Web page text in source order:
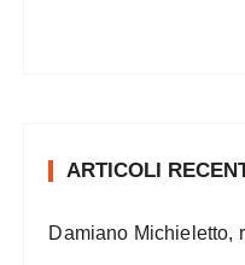
ARTICOLI
Damiano Michieletto,